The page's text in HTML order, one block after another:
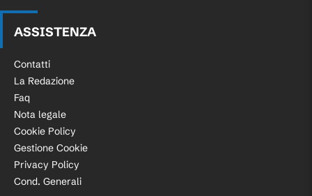
ASSISTENZA
Contatti
La Redazione
Faq
Nota legale
Cookie Policy
Gestione Cookie
Privacy Policy
Cond. Generali